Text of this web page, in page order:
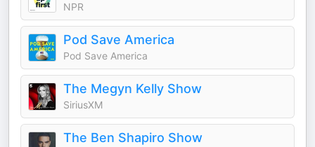
NPR
Pod Save America
Pod Save America
The Megyn Kelly Show
SiriusXM
The Ben Shapiro Show